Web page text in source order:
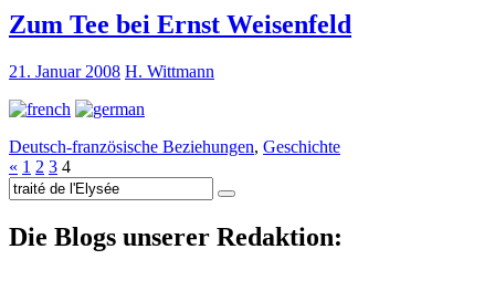
Zum Tee bei Ernst Weisenfeld
21. Januar 2008 H. Wittmann
Deutsch-französische Beziehungen, Geschichte
« 1 2 3 4
Suche
nach:
Die Blogs unserer Redaktion: